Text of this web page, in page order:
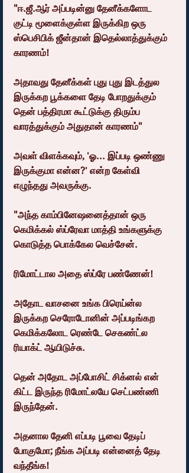
"ஈ.ஜீ.ஆர் அப்படின்னு தேனீக்களோட
குட்டி மூளைக்குள்ள இருக்கிற ஒரு
ஸ்பெசிபிக் ஜீன்தான் இதெல்லாத்துக்கும்
காரணம்!
அதாவது தேனீக்கள் புது புது இடத்துல
இருக்கற பூக்களை தேடி போறதுக்கும்
தென் பத்திரமா கூட்டுக்கு திரும்ப
வாரத்துக்கும் அதுதான் காரணம்"
அவள் விளக்கவும், 'ஓ... இப்படி ஒண்ணு
இருக்குமா என்ன?' என்ற கேள்வி
எழுந்தது அவருக்கு.
"அந்த காம்பினேஷனைத்தான் ஒரு
கெமிக்கல் ஸ்ப்ரேவா மாத்தி உங்களுக்கு
கொடுத்த பொக்கேல வெச்சேன்.
ரிமோட்டால அதை ஸ்ப்ரே பண்ணேன்!
அதோட வாசனை உங்க பிரெய்ன்ல
இருக்கற செரோடோனின் அப்படிங்கற
கெமிக்கலோட ரெண்டே செகண்ட்ல
ரியாக்ட் ஆயிடுச்சு.
தென் அதோட அப்போசிட் சிக்னல் என்
கிட்ட இருந்த ரிமோட்லயே செட்பண்ணி
இருந்தேன்.
அதனால தேனி எப்படி பூவை தேடிப்
போகுமோ; நீங்க அப்படி என்னைத் தேடி
வந்தீங்க!